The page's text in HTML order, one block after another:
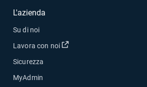
L'azienda
Su di noi
Lavora con noi
Apri in una nuova finestra
Sicurezza
MyAdmin